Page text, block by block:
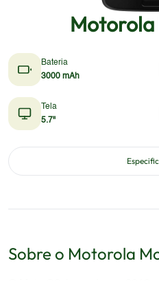
Motorola
Bateria
3000 mAh
Tela
5.7"
Sobre o Motorola